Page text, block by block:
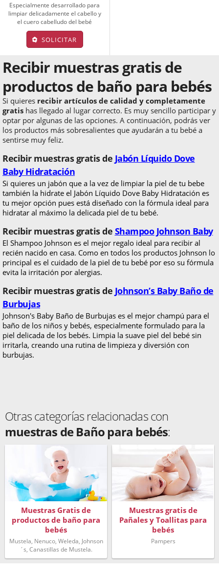
Especialmente desarrollado para
limpiar delicadamente el cabello y
el cuero cabelludo del bebé
SOLICITAR
Recibir muestras gratis de
productos de baño para bebés
Si quieres recibir artículos de calidad y completamente
gratis has llegado al lugar correcto. Es muy sencillo participar y
optar por algunas de las opciones. A continuación, podrás ver
los productos más sobresalientes que ayudarán a tu bebé a
sentirse muy feliz.
Recibir muestras gratis de Jabón Líquido Dove
Baby Hidratación
Si quieres un jabón que a la vez de limpiar la piel de tu bebe
también la hidrate el Jabón Líquido Dove Baby Hidratación es
tu mejor opción pues está diseñado con la fórmula ideal para
hidratar al máximo la delicada piel de tu bebé.
Recibir muestras gratis de Shampoo Johnson Baby
El Shampoo Johnson es el mejor regalo ideal para recibir al
recién nacido en casa. Como en todos los productos Johnson lo
principal es el cuidado de la piel de tu bebé por eso su fórmula
evita la irritación por alergias.
Recibir muestras gratis de Johnson’s Baby Baño de
Burbujas
Johnson's Baby Baño de Burbujas es el mejor champú para el
baño de los niños y bebés, especialmente formulado para la
piel delicada de los bebés. Limpia la suave piel del bebé sin
irritarla, creando una rutina de limpieza y diversión con
burbujas.
Otras categorías relacionadas con
muestras de Baño para bebés:
Muestras Gratis de
productos de baño para
bebés
Mustela, Nenuco, Weleda, Johnson
´s, Canastillas de Mustela.
Muestras gratis de
Pañales y Toallitas para
bebés
Pampers